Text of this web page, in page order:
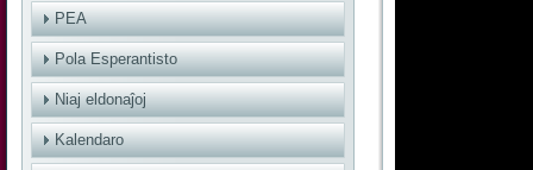
PEA
Pola Esperantisto
Niaj eldonaĵoj
Kalendaro